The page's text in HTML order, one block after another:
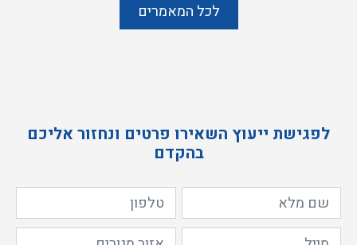
לכל המאמרים
לפגישת ייעוץ השאירו פרטים ונחזור אליכם
בהקדם